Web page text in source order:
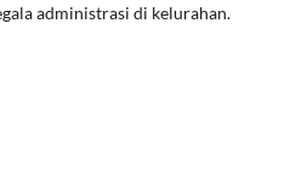
administrasi di kelurahan.